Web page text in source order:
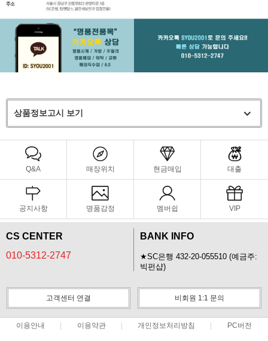
상품정보고시 보기
Q&A 매장위치 현금매입 대출
공지사항 명품감정 멤버쉽 VIP
CS CENTER
010-5312-2747
BANK INFO
★SC은행 432-20-055510 (예금주:
빅펀샵)
고객센터 연결 비회원 1:1 문의
이용안내 이용약관 개인정보처리방침 PC버전